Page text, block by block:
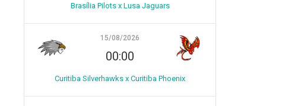
Brasília Pilots x Lusa Jaguars
15/08/2026
00:00
Curitiba Silverhawks x Curitiba Phoenix